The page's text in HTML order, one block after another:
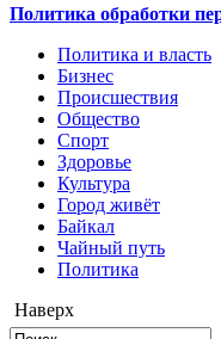
Политика обработки
Политика и власть
Бизнес
Происшествия
Общество
Cпорт
Здоровье
Культура
Город живёт
Байкал
Чайный путь
Политика
Наверх